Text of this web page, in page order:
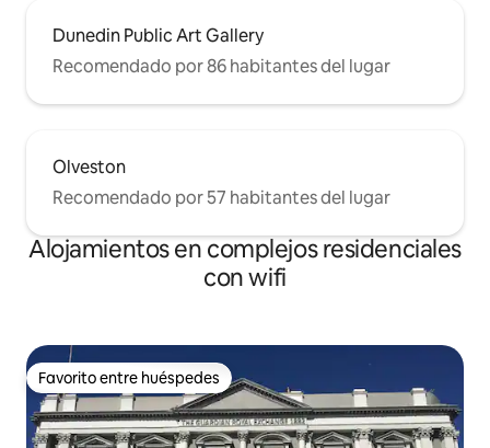
Dunedin Public Art Gallery
Recomendado por 86 habitantes del lugar
Olveston
Recomendado por 57 habitantes del lugar
Alojamientos en complejos residenciales
con wifi
Favorito entre huéspedes
Favorito entre huéspedes